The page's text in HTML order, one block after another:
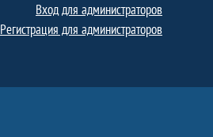
Вход для администраторов
Регистрация для администраторов